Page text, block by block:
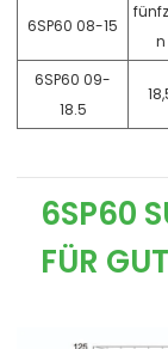
6SP60 08-15
n
6SP60 09-
18.5
6SP60
FÜR